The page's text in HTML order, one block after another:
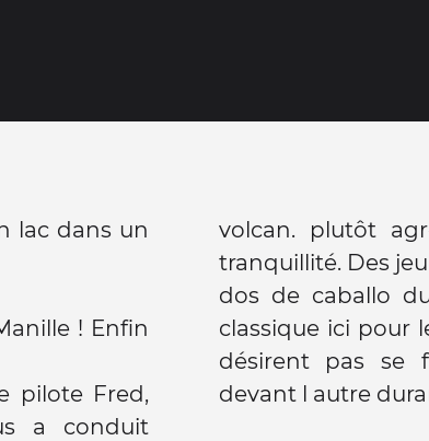
lac dans un
! Enfin
pilote Fred,
a conduit
volcan. plutôt
tranquillité. Des
dos de caballo
classique ici pour
désirent pas se
devant l autre